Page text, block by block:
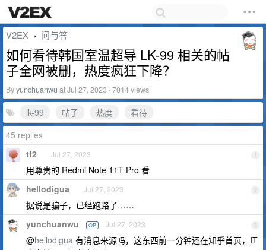
V2EX › 问与答
如何看待韩国室温超导 LK-99 相关的帖
子全网被删，热度疯狂下降？
Byyunchuanwu at Jul 27, 2023 · 7014 views
lk-99 帖子 热度
看待
45 replies
1
tf2 Jul 27, 2023
用尊贵的 Redmi Note 11T Pro 看
2
hellodigua Jul 27, 2023
据说是骗子，已经跑路了……
3
yunchuanwu OP Jul 27, 2023
@hellodigua 有消息来源吗，这东西前一分钟还在知乎首页，IT